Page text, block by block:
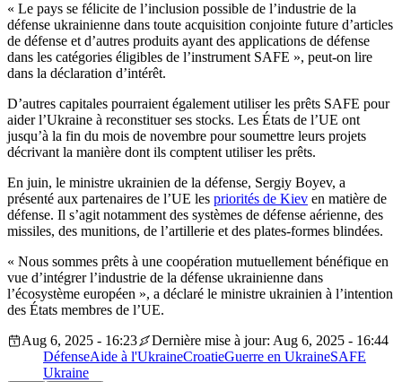
« Le pays se félicite de l’inclusion possible de l’industrie de la
défense ukrainienne dans toute acquisition conjointe future d’articles
de défense et d’autres produits ayant des applications de défense
dans les catégories éligibles de l’instrument SAFE », peut-on lire
dans la déclaration d’intérêt.
D’autres capitales pourraient également utiliser les prêts SAFE pour
aider l’Ukraine à reconstituer ses stocks. Les États de l’UE ont
jusqu’à la fin du mois de novembre pour soumettre leurs projets
décrivant la manière dont ils comptent utiliser les prêts.
En juin, le ministre ukrainien de la défense, Sergiy Boyev, a
présenté aux partenaires de l’UE les priorités de Kiev en matière de
défense. Il s’agit notamment des systèmes de défense aérienne, des
missiles, des munitions, de l’artillerie et des plates-formes blindées.
« Nous sommes prêts à une coopération mutuellement bénéfique en
vue d’intégrer l’industrie de la défense ukrainienne dans
l’écosystème européen », a déclaré le ministre ukrainien à l’intention
des États membres de l’UE.
Aug 6, 2025 - 16:23
Dernière mise à jour: Aug 6, 2025 - 16:44
DéfenseAide à l'UkraineCroatieGuerre en UkraineSAFE
Ukraine